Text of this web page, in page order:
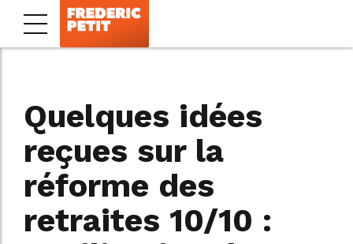
Quelques idées
reçues sur la
réforme des
retraites 10/10 :